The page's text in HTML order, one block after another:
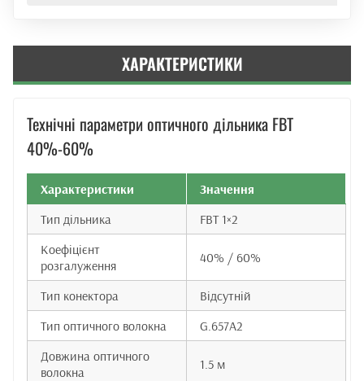
ХАРАКТЕРИСТИКИ
Технічні параметри оптичного дільника FBT
40%-60%
Характеристики
Значення
Тип дільника
FBT 1×2
Коефіцієнт
розгалуження
40% / 60%
Тип конектора
Відсутній
Тип оптичного волокна
G.657A2
Довжина оптичного
волокна
1.5 м